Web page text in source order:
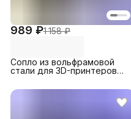
989 ₽1 158 ₽
Сопло из вольфрамовой
стали для 3D-принтеров
/ 3 V2, 1.0 (1 шт.)